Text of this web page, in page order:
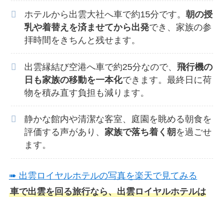
ホテルから出雲大社へ車で約15分です。朝の授
乳や着替えを済ませてから出発でき、家族の参
拝時間をきちんと残せます。
出雲縁結び空港へ車で約25分なので、飛行機の
日も家族の移動を一本化できます。最終日に荷
物を積み直す負担も減ります。
静かな館内や清潔な客室、庭園を眺める朝食を
評価する声があり、家族で落ち着く朝 を過ごせ
ます。
➠ 出雲ロイヤルホテルの写真を楽天で見てみる
車で出雲を回る旅行なら、出雲ロイヤルホテルは